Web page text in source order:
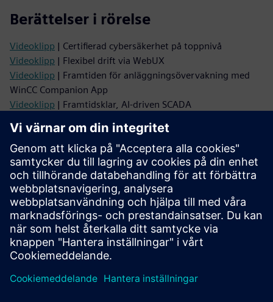
Berättelser i rörelse
Videoklipp | Certifierad cybersäkerhet på toppnivå
Videoklipp | Flexibel drift via WebUX
Videoklipp | Framtiden för anläggningsövervakning med
WinCC Companion App
Videoklipp | Framtidsklar, AI-driven SCADA
Produktinformation
Leveransrelease
Manualer
Industry Mall
TIA Selection Tool
WinCC V8 Nyheter